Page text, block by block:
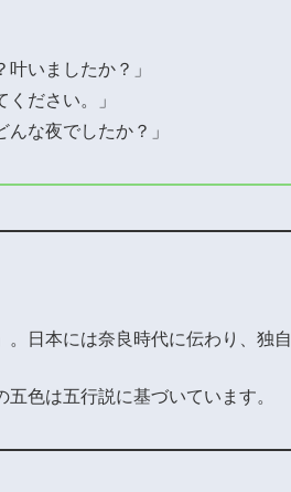
いましたか？」
ださい。」
な夜でしたか？」
日本には奈良時代に伝わり、独
色は五行説に基づいています。